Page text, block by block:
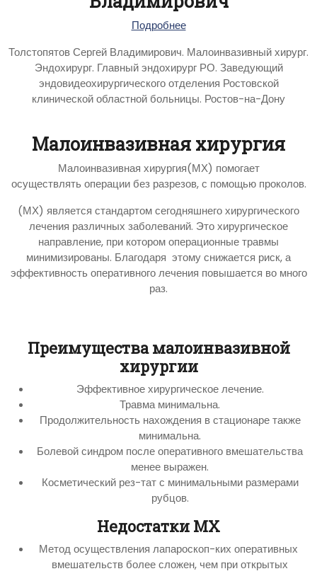
Подробнее
Толстопятов Сергей Владимирович. Малоинвазивный хирург.
Эндохирург. Главный эндохирург РО. Заведующий
эндовидеохирургического отделения Ростовской
клинической областной больницы. Ростов-на-Дону
Малоинвазивная хирургия
Малоинвазивная хирургия(МХ) помогает
осуществлять операции без разрезов, с помощью проколов.
(МХ) является стандартом сегодняшнего хирургического
лечения различных заболеваний. Это хирургическое
направление, при котором операционные травмы
минимизированы. Благодаря этому снижается риск, а
эффективность оперативного лечения повышается во много
раз.
Преимущества малоинвазивной
хирургии
Эффективное хирургическое лечение.
Травма минимальна.
Продолжительность нахождения в стационаре также
минимальна.
Болевой синдром после оперативного вмешательства
менее выражен.
Косметический рез-тат с минимальными размерами
рубцов.
Недостатки МХ
Метод осуществления лапароскоп-ких оперативных
вмешательств более сложен, чем при открытых